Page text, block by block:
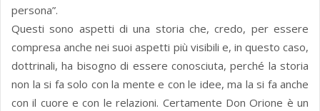
persona”.
Questi sono aspetti di una storia che, credo, per essere
compresa anche nei suoi aspetti più visibili e, in questo caso,
dottrinali, ha bisogno di essere conosciuta, perché la storia
non la si fa solo con la mente e con le idee, ma la si fa anche
con il cuore e con le relazioni. Certamente Don Orione è un